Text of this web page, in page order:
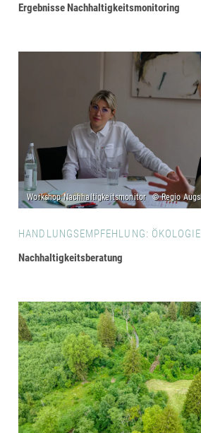
Ergebnisse Nachhaltigkeitsmonitoring
HANDLUNGSEMPFEHLUNG: ÖKOLOGIE
Nachhaltigkeitsberatung